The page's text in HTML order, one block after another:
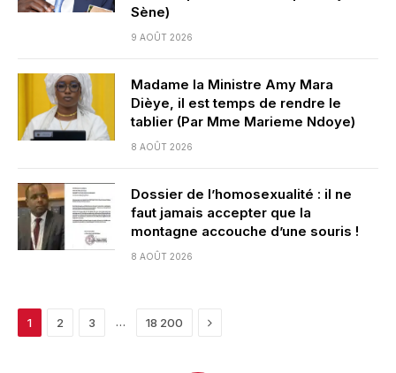
Sène)
9 AOÛT 2026
Madame la Ministre Amy Mara
Dièye, il est temps de rendre le
tablier (Par Mme Marieme Ndoye)
8 AOÛT 2026
Dossier de l’homosexualité : il ne
faut jamais accepter que la
montagne accouche d’une souris !
8 AOÛT 2026
1 2 3 … 18 200 Next